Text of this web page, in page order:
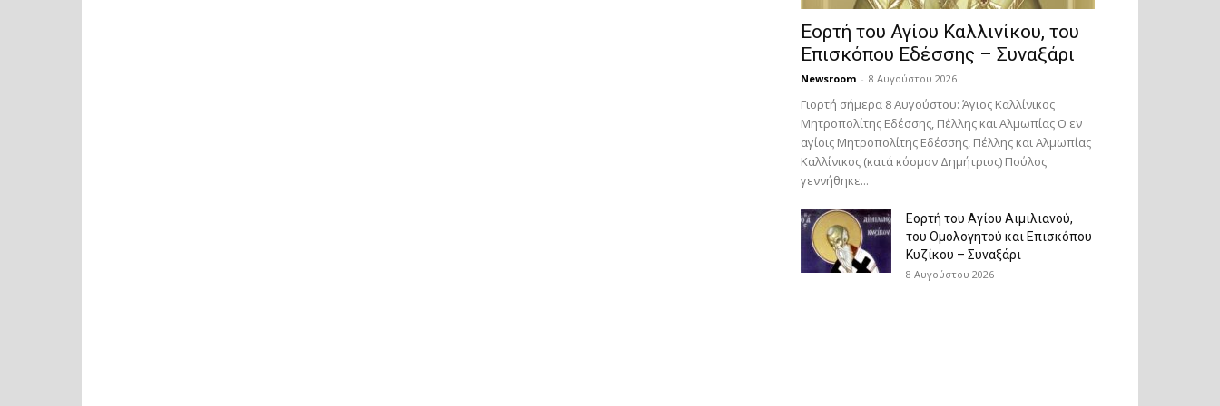
Εορτή του Αγίου Καλλινίκου, του
Επισκόπου Εδέσσης – Συναξάρι
Newsroom - 8 Αυγούστου 2026
Γιορτή σήμερα 8 Αυγούστου: Άγιος Καλλίνικος
Μητροπολίτης Εδέσσης, Πέλλης και Αλμωπίας Ο εν
αγίοις Μητροπολίτης Εδέσσης, Πέλλης και Αλμωπίας
Καλλίνικος (κατά κόσμον Δημήτριος) Πούλος
γεννήθηκε...
Εορτή του Αγίου Αιμιλιανού,
του Ομολογητού και Επισκόπου
Κυζίκου – Συναξάρι
8 Αυγούστου 2026